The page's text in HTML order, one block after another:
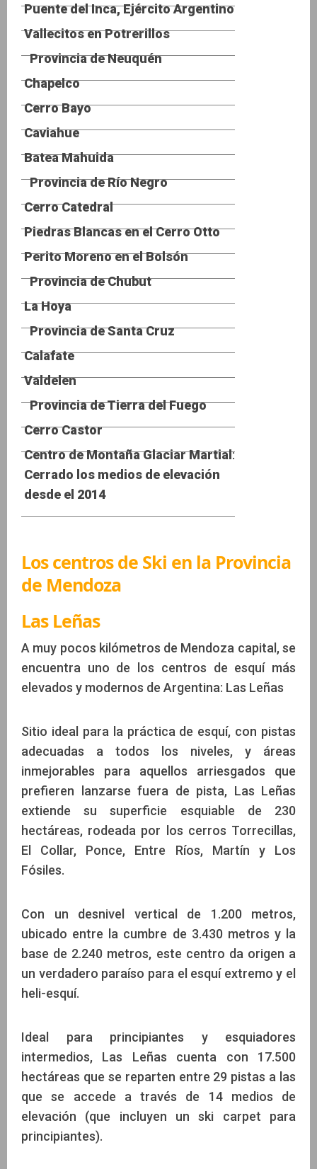
Puente del Inca, Ejército Argentino
Vallecitos en Potrerillos
Provincia de Neuquén
Chapelco
Cerro Bayo
Caviahue
Batea Mahuida
Provincia de Río Negro
Cerro Catedral
Piedras Blancas en el Cerro Otto
Perito Moreno en el Bolsón
Provincia de Chubut
La Hoya
Provincia de Santa Cruz
Calafate
Valdelen
Provincia de Tierra del Fuego
Cerro Castor
Centro de Montaña Glaciar Martial:
Cerrado los medios de elevación
desde el 2014
Los centros de Ski en la Provincia
de Mendoza
Las Leñas
A muy pocos kilómetros de Mendoza capital, se
encuentra uno de los centros de esquí más
elevados y modernos de Argentina: Las Leñas
Sitio ideal para la práctica de esquí, con pistas
adecuadas a todos los niveles, y áreas
inmejorables para aquellos arriesgados que
prefieren lanzarse fuera de pista, Las Leñas
extiende su superficie esquiable de 230
hectáreas, rodeada por los cerros Torrecillas,
El Collar, Ponce, Entre Ríos, Martín y Los
Fósiles.
Con un desnivel vertical de 1.200 metros,
ubicado entre la cumbre de 3.430 metros y la
base de 2.240 metros, este centro da origen a
un verdadero paraíso para el esquí extremo y el
heli-esquí.
Ideal para principiantes y esquiadores
intermedios, Las Leñas cuenta con 17.500
hectáreas que se reparten entre 29 pistas a las
que se accede a través de 14 medios de
elevación (que incluyen un ski carpet para
principiantes).